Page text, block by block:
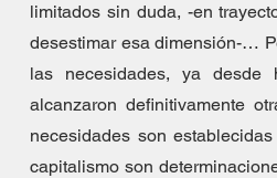
limitados sin duda, -en
desestimar esa dimensión-…
las necesidades, ya desde
alcanzaron definitivamente
necesidades son
capitalismo son